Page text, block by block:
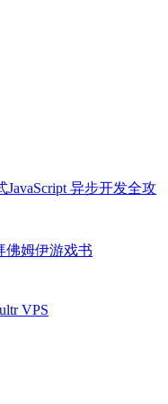
JavaScript 异步开发全攻
佛姆伊游戏书
VPS